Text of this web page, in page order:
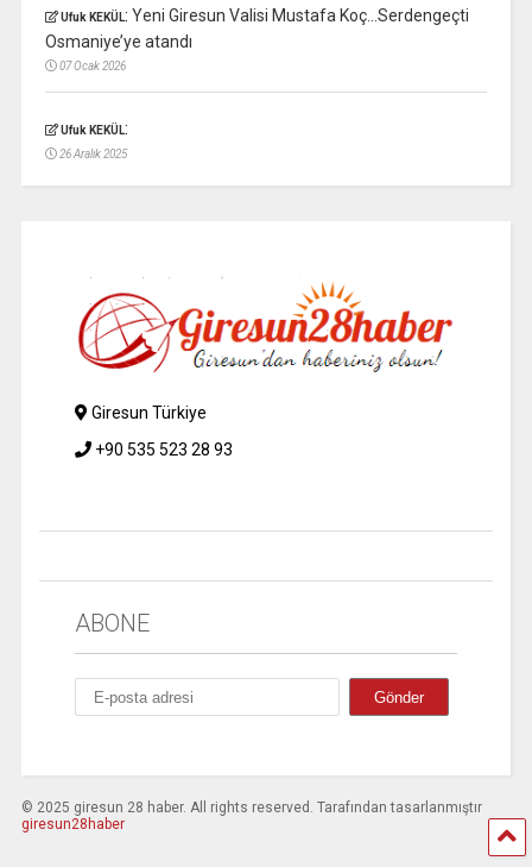
Ufuk KEKÜL: Yeni Giresun Valisi Mustafa Koç…Serdengeçti
Osmaniye’ye atandı
07 Ocak 2026
Ufuk KEKÜL:
26 Aralık 2025
Giresun Türkiye
+90 535 523 28 93
ABONE
© 2025 giresun 28 haber. All rights reserved. Tarafından tasarlanmıştır
giresun28haber